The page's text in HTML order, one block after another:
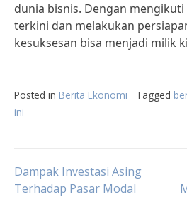
dunia bisnis. Dengan
terkini dan melakukan
kesuksesan bisa menjadi milik
Posted in Berita Ekonomi Tagged
ini
Post
Dampak Investasi Asing
Terhadap Pasar Modal